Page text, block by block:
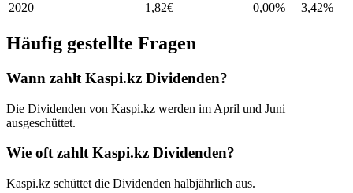
2020
1,82€ 0,00% 3,42%
Häufig gestellte Fragen
Wann zahlt Kaspi.kz Dividenden?
Die Dividenden von Kaspi.kz werden im April und Juni
ausgeschüttet.
Wie oft zahlt Kaspi.kz Dividenden?
Kaspi.kz schüttet die Dividenden halbjährlich aus.